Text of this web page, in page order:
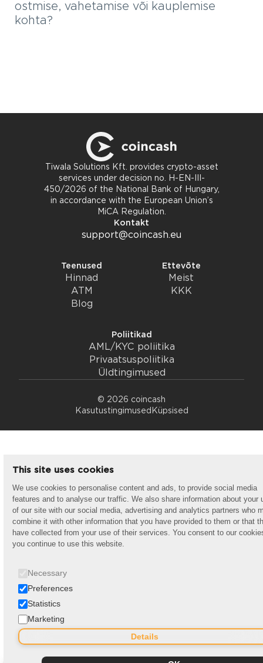
ostmise, vahetamise või kauplemise
kohta?
Tiwala Solutions Kft. provides crypto-asset
services under decision no. H-EN-III-
450/2026 of the National Bank of Hungary,
in accordance with the European Union’s
MiCA Regulation.
Kontakt
support@coincash.eu
Teenused
Hinnad
ATM
Blog
Ettevõte
Meist
KKK
Poliitikad
AML/KYC poliitika
Privaatsuspoliitika
Üldtingimused
© 2026 coincash
Kasutustingimused Küpsised
This site uses cookies
We use cookies to personalise content and ads, to provide social media
features and to analyse our traffic. We also share information about your
of our site with our social media, advertising and analytics partners who
combine it with other information that you have provided to them or that
have collected from your use of their services. You consent to our
you continue to use this website.
Necessary
Preferences
Statistics
Marketing
Details